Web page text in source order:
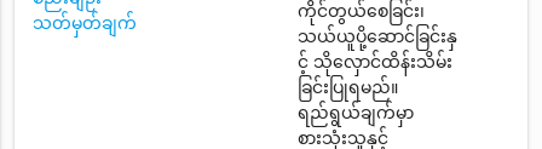
သတ်မှတ်ချက်
ကိုင်တွယ်စေခြင်း၊
သယ်ယူပို့ဆောင်ခြင်းနှ
င့် သိုလှောင်ထိန်းသိမ်း
ခြင်းပြုရမည်။
ရည်ရွယ်ချက်မှာ
စားသုံးသူနှင့်